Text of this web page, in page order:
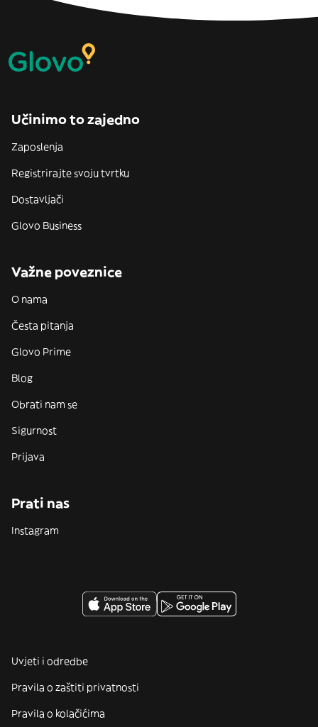
Učinimo to zajedno
Zaposlenja
Registrirajte svoju tvrtku
Dostavljači
Glovo Business
Važne poveznice
O nama
Česta pitanja
Glovo Prime
Blog
Obrati nam se
Sigurnost
Prijava
Prati nas
Instagram
Uvjeti i odredbe
Pravila o zaštiti privatnosti
Pravila o kolačićima